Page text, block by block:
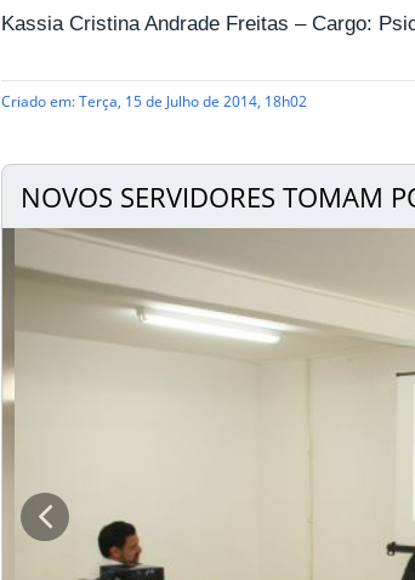
Kassia Cristina Andrade Freitas – Cargo:
Criado em: Terça, 15 de Julho de 2014, 18h02
NOVOS SERVIDORES TOMAM